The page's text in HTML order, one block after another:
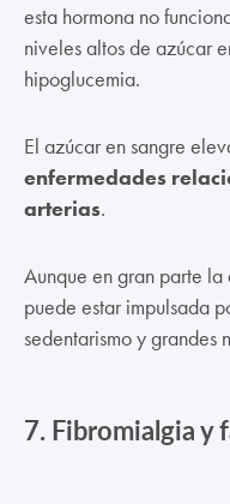
esta hormona no
niveles altos de azúcar
hipoglucemia.
El azúcar en sangre
enfermedades
arterias.
Aunque en gran parte
puede estar impulsada
sedentarismo y grandes
7.Fibromialgia y